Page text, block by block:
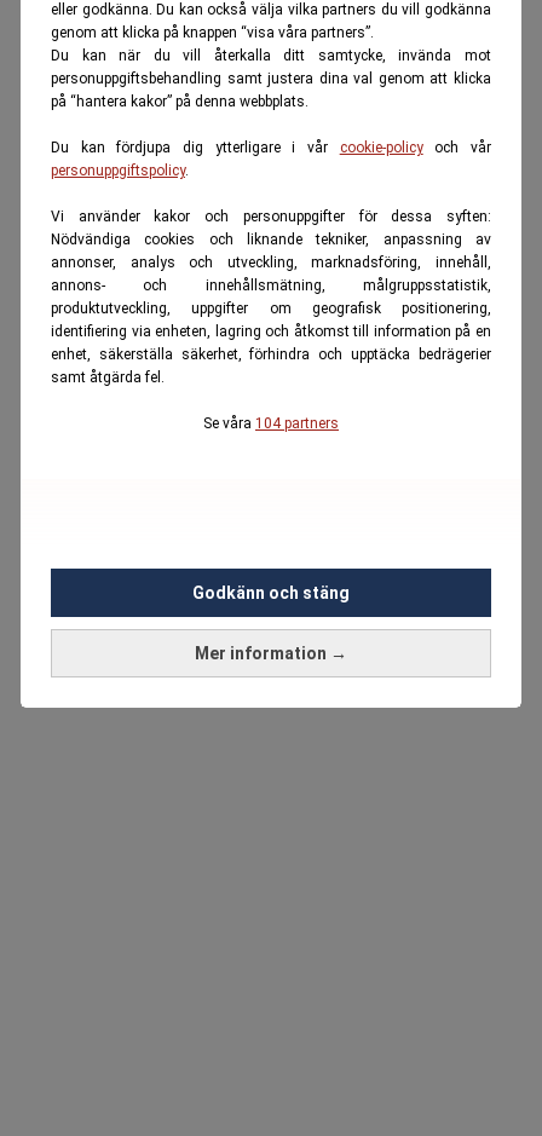
eller godkänna. Du kan också välja vilka partners du vill godkänna
genom att klicka på knappen “visa våra partners”.
Du kan när du vill återkalla ditt samtycke, invända mot
personuppgiftsbehandling samt justera dina val genom att klicka
på “hantera kakor” på denna webbplats.
Du kan fördjupa dig ytterligare i vår cookie-policyoch vår
personuppgiftspolicy.
Vi använder kakor och personuppgifter för dessa syften:
Nödvändiga cookies och liknande tekniker, anpassning av
annonser, analys och utveckling, marknadsföring, innehåll,
annons- och innehållsmätning, målgruppsstatistik,
produktutveckling, uppgifter om geografisk positionering,
identifiering via enheten, lagring och åtkomst till information på en
enhet, säkerställa säkerhet, förhindra och upptäcka bedrägerier
samt åtgärda fel.
Se våra 104 partners
Mer information →
Godkänn och stäng